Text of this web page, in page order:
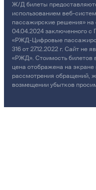
Ж/Д билеты
использованием веб-
пассажирские решения»
04.04.2024 заключенного
«РЖД-Цифровые
316 от 27.12.2022 г. Сайт
«РЖД». Стоимость билетов
цена отображена на
рассмотрения обращений,
возмещении убытков